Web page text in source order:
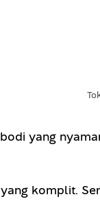
yang
komplit.